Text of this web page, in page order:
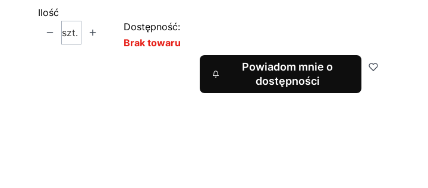
Ilość
szt.
Dostępność:
Brak towaru
Powiadom mnie o
dostępności